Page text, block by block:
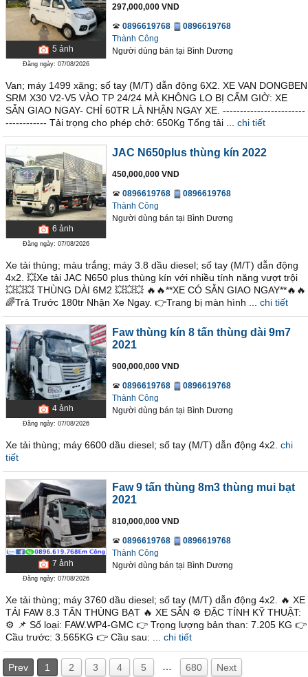
5 ảnh
Đăng ngày: 07/08/2026
297,000,000 VND
0896619768
0896619768
Thành Công
Người dùng bán tại Bình Dương
Van; máy 1499 xăng; số tay (M/T) dẫn động 6X2. XE VAN DONGBEN
SRM X30 V2-V5 VÀO TP 24/24 MÀ KHÔNG LO BỊ CẤM GIỜ: XE
SẴN GIAO NGAY- CHỈ 60TR LÀ NHẬN NGAY XE. ------------------------
------------ Tải trọng cho phép chở: 650Kg Tổng tải ...
chi tiết
6 ảnh
Đăng ngày: 07/08/2026
JAC N650plus thùng kín 2022
450,000,000 VND
0896619768
0896619768
Thành Công
Người dùng bán tại Bình Dương
Xe tải thùng; màu trắng; máy 3.8 dầu diesel; số tay (M/T) dẫn động
4x2. 💥Xe tải JAC N650 plus thùng kín với nhiều tính năng vượt trội
💥💥💥 THÙNG DÀI 6M2 💥💥💥 🔥🔥**XE CÓ SẴN GIAO NGAY**🔥🔥
🌈Trả Trước 180tr Nhận Xe Ngay. 👉Trang bị màn hình ...
chi tiết
4 ảnh
Đăng ngày: 07/08/2026
Faw thùng kín 8 tấn thùng dài 9m7
2021
900,000,000 VND
0896619768
0896619768
Thành Công
Người dùng bán tại Bình Dương
Xe tải thùng; máy 6600 dầu diesel; số tay (M/T) dẫn động 4x2. chi
tiết
7 ảnh
Đăng ngày: 07/08/2026
Faw 9 tấn thùng 8m3 thùng mui bạt
2021
810,000,000 VND
0896619768
0896619768
Thành Công
Người dùng bán tại Bình Dương
Xe tải thùng; máy 3760 dầu diesel; số tay (M/T) dẫn động 4x2. 🔥 XE
TẢI FAW 8.3 TẤN THÙNG BẠT 🔥 XE SẴN ⚙ ĐẶC TÍNH KỸ THUẬT:
⚙ 📌 Số loại: FAW.WP4-GMC 👉 Trọng lượng bản than: 7.205 KG 👉
Cầu trước: 3.565KG 👉 Cầu sau: ...
chi tiết
Prev 1 2 3 4 5 … 680 Next